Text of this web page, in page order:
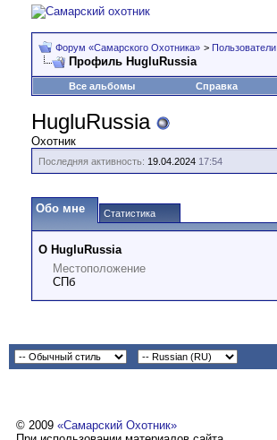
Форум «Самарского Охотника» > Пользователи
Профиль HugluRussia
Все альбомы Справка
HugluRussia
Охотник
Последняя активность: 19.04.2024 17:54
Обо мне Статистика
О HugluRussia
Местоположение
СПб
© 2009 «Самарский Охотник»